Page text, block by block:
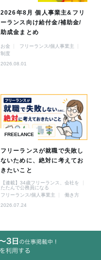
2026年8月 個人事業主&フリ
ーランス向け給付金/補助金/
助成金まとめ
お金
フリーランス/個人事業主
制度
2026.08.01
FREELANCE
フリーランスが就職で失敗し
ないために、絶対に考えてお
きたいこと
【連載】34歳フリーランス、会社を
たたんで公務員になる
フリーランス/個人事業主
働き方
2026.07.24